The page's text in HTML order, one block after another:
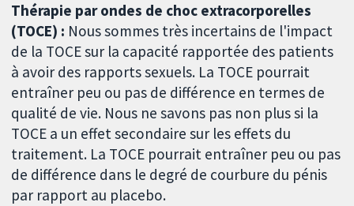
Thérapie par ondes de choc extracorporelles
(TOCE) : Nous sommes très incertains de l'impact
de la TOCE sur la capacité rapportée des patients
à avoir des rapports sexuels. La TOCE pourrait
entraîner peu ou pas de différence en termes de
qualité de vie. Nous ne savons pas non plus si la
TOCE a un effet secondaire sur les effets du
traitement. La TOCE pourrait entraîner peu ou pas
de différence dans le degré de courbure du pénis
par rapport au placebo.